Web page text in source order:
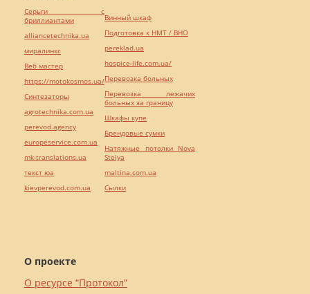
О проекте
О ресурсе “Протокол”
Серьги с
бриллиантами
alliancetechnika.ua
миралинкс
Веб мастер
https://motokosmos.ua/
Синтезаторы
agrotechnika.com.ua
perevod.agency
europeservice.com.ua
mk-translations.ua
текст юа
kievperevod.com.ua
Винный шкаф
Подготовка к НМТ / ВНО
pereklad.ua
hospice-life.com.ua/
Перевозка больных
Перевозка лежачих
больных за границу
Шкафы купе
Брендовые сумки
Натяжные потолки Nova
Stelya
maltina.com.ua
Cылки